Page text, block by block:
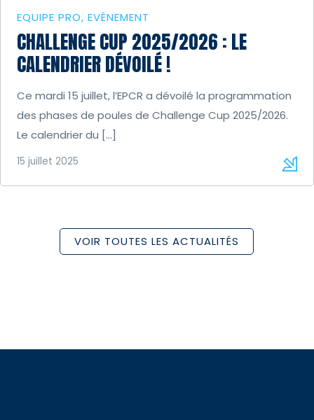
EQUIPE PRO EVÉNEMENT
CHALLENGE CUP 2025/2026 : LE
CALENDRIER DÉVOILÉ !
Ce mardi 15 juillet, l’EPCR a dévoilé la programmation
des phases de poules de Challenge Cup 2025/2026.
Le calendrier du […]
15 juillet 2025
VOIR TOUTES LES ACTUALITÉS